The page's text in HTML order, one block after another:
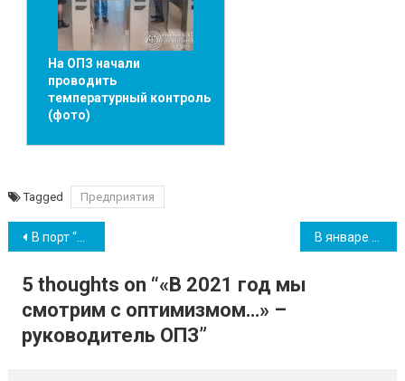
На ОПЗ начали
проводить
температурный контроль
(фото)
Tagged Предприятия
Навігація
записів
В порт “Южный” накануне Нового года пожаловал Дед Мороз (фото)
5 thoughts on “«В 2021 год мы
смотрим с оптимизмом…» –
руководитель ОПЗ”